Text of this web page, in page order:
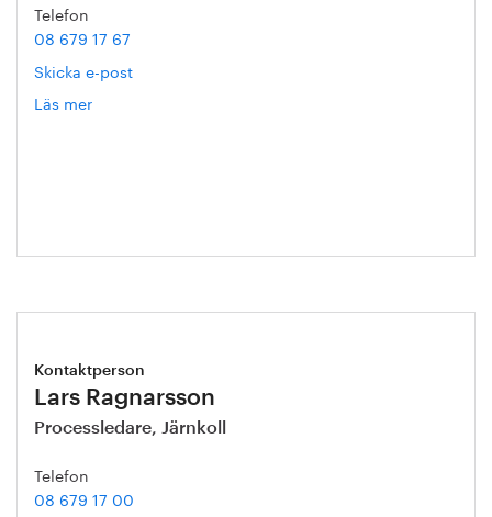
Telefon
08 679 17 67
Skicka e-post
Läs mer
Kontaktperson
Lars Ragnarsson
Processledare, Järnkoll
Telefon
08 679 17 00